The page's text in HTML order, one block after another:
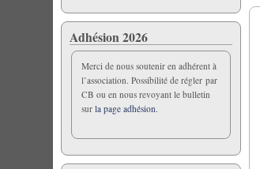
Adhésion 2026
Merci de nous soutenir en adhérent à
l’association. Possibilité de régler par
CB ou en nous revoyant le bulletin
surla page adhésion.